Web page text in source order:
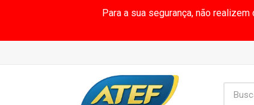
Para a sua segurança, não